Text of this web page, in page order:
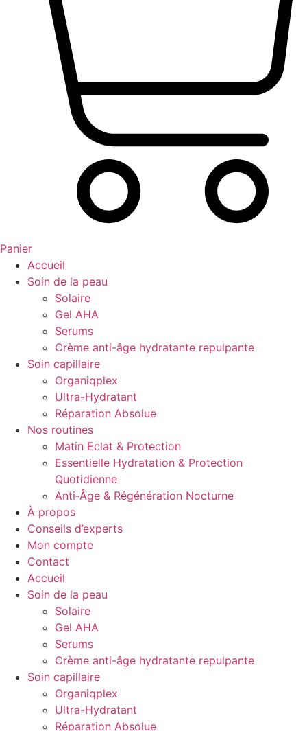
Panier
Accueil
Soin de la peau
Solaire
Gel AHA
Serums
Crème anti-âge hydratante repulpante
Soin capillaire
Organiqplex
Ultra-Hydratant
Réparation Absolue
Nos routines
Matin Eclat & Protection
Essentielle Hydratation & Protection
Quotidienne
Anti‑Âge & Régénération Nocturne
À propos
Conseils d’experts
Mon compte
Contact
Accueil
Soin de la peau
Solaire
Gel AHA
Serums
Crème anti-âge hydratante repulpante
Soin capillaire
Organiqplex
Ultra-Hydratant
Réparation Absolue